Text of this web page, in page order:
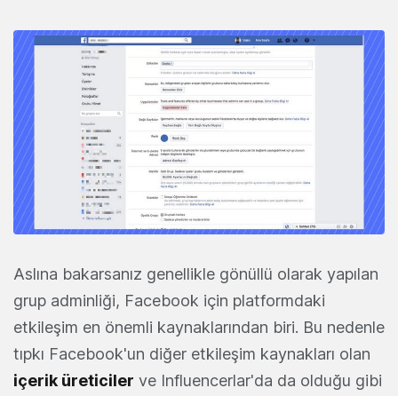
Aslına bakarsanız genellikle gönüllü olarak yapılan
grup adminliği, Facebook için platformdaki
etkileşim en önemli kaynaklarından biri. Bu nedenle
tıpkı Facebook'un diğer etkileşim kaynakları olan
içerik üreticiler ve Influencerlar'da da olduğu gibi